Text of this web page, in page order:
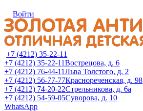
Войти
+7 (4212) 35-22-11
+7 (4212) 35-22-11Вострецова, д. 6
+7 (4212) 76-44-11Льва Толстого, д. 2
+7 (4212) 56-77-77Краснореченская, д. 98
+7 (4212) 74-20-22Стрельникова, д. 6а
+7 (4212) 54-59-05Суворова, д. 10
WhatsApp